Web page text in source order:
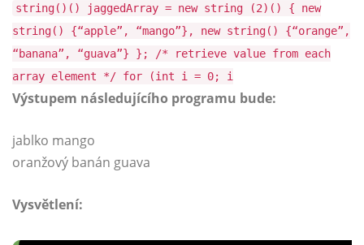
string()() jaggedArray = new string (2)() { new
string() {“apple”, “mango”}, new string() {“orange”,
“banana”, “guava”} }; /* retrieve value from each
array element */ for (int i = 0; i
Výstupem následujícího programu bude:
jablko mango
oranžový banán guava
Vysvětlení: